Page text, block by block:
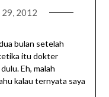
29, 2012
bulan setelah
itu dokter
Eh, malah
kalau ternyata saya